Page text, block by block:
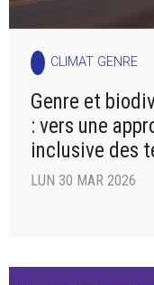
CLIMAT GENRE
Genre et
: vers une
inclusive des
LUN 30 MAR 2026